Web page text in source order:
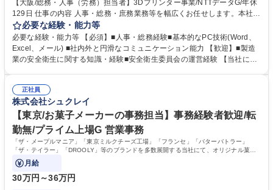
【大阪/総務・人事（労務）担当者】3Dプリンター事業/NTTデータG/年休
129日 仕事の内容 人事・総務・庶務業務等を幅広くお任せします。本社コ
ーポレート部門と連携しながら、決められた業務だけではなく、社員や現
場を支えるバックオフィス担当として状況に応じて柔軟に対応いただくこ
とを期待します。 【詳細】■入退社手続き、社員情報管理■入社時オリエ
ンテーションの実施■勤怠・各種申請内容の確認■採用業務のサポート■来
生に関する業務等■健康診断、産業医面談、休職・復職手続き等の労務サ
ポート■社内ルールの運用・各種社内案内■その他、拠点運営に関わる管理
部門業務 募集職種 【大阪/総務・人事（労務）担当者】3Dプリンター事
業/NTTデータG/年休129日
必要な経験・能力等
必要な経験・能力等 【必須】■人事・総務経験■基本的なPC技術(Word、
Excel、メール) ■社内外と円滑なコミュニケーション能力 【歓迎】■製造
業の安全衛生に関する知識・経験■安全衛生委員会の運営経験 【当社につ
アが磨けます。 ◎NTTデータグループであり福利厚生は充実しているとと
もに、働き方改革も推進しています。 学歴・資格 学歴：大学院 大学 高専
短大 専修学校 語学力： 資格：
正社員
株式会社シュクレイ
【東京/お菓子メーカーの事務担当】事務経験者歓迎/転
勤無/プライム上場G 営業事務
「ザ・メープルマニア」「東京ミルクチーズ工場」「フランセ」「バターバトラー」
「ザ・テイラー」「DROOLY」等のブランドを多数展開する当社にて、オリジナル菓子
ブランド商品の事務業務をお任せいたします。
月給
30万円～36万円